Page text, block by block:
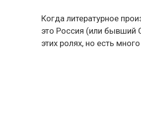
Когда литературное
это Россия (или
этих ролях, но есть